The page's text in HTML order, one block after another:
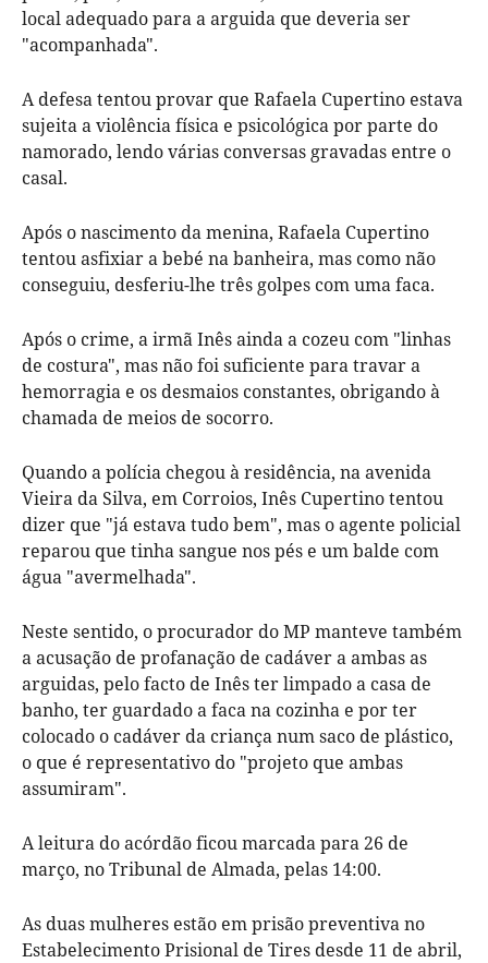
local adequado para a arguida que deveria ser
"acompanhada".
A defesa tentou provar que Rafaela Cupertino estava
sujeita a violência física e psicológica por parte do
namorado, lendo várias conversas gravadas entre o
casal.
Após o nascimento da menina, Rafaela Cupertino
tentou asfixiar a bebé na banheira, mas como não
conseguiu, desferiu-lhe três golpes com uma faca.
Após o crime, a irmã Inês ainda a cozeu com "linhas
de costura", mas não foi suficiente para travar a
hemorragia e os desmaios constantes, obrigando à
chamada de meios de socorro.
Quando a polícia chegou à residência, na avenida
Vieira da Silva, em Corroios, Inês Cupertino tentou
dizer que "já estava tudo bem", mas o agente policial
reparou que tinha sangue nos pés e um balde com
água "avermelhada".
Neste sentido, o procurador do MP manteve também
a acusação de profanação de cadáver a ambas as
arguidas, pelo facto de Inês ter limpado a casa de
banho, ter guardado a faca na cozinha e por ter
colocado o cadáver da criança num saco de plástico,
o que é representativo do "projeto que ambas
assumiram".
A leitura do acórdão ficou marcada para 26 de
março, no Tribunal de Almada, pelas 14:00.
As duas mulheres estão em prisão preventiva no
Estabelecimento Prisional de Tires desde 11 de abril,